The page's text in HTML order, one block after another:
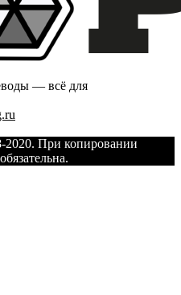
— всё для
2020. При копировании